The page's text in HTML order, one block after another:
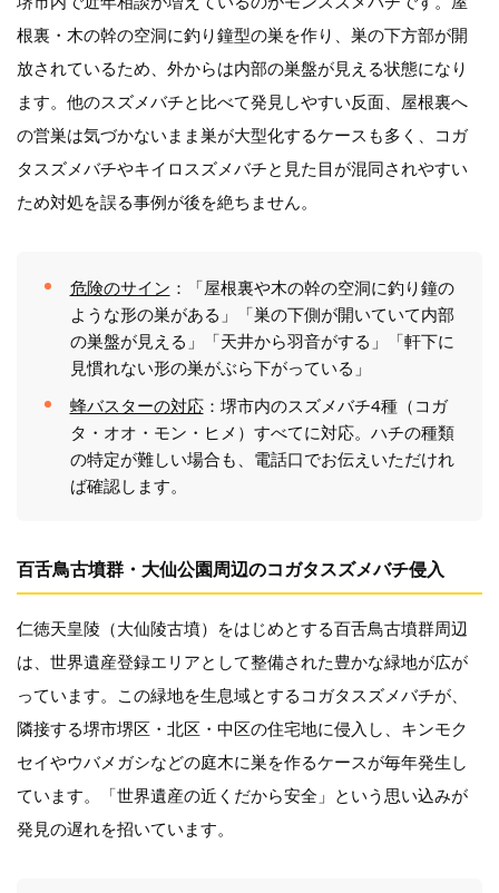
根裏・木の幹の空洞に釣り鐘型の巣を作り、巣の下方部が開
放されているため、外からは内部の巣盤が見える状態になり
ます。他のスズメバチと比べて発見しやすい反面、屋根裏へ
の営巣は気づかないまま巣が大型化するケースも多く、コガ
タスズメバチやキイロスズメバチと見た目が混同されやすい
ため対処を誤る事例が後を絶ちません。
危険のサイン ：「屋根裏や木の幹の空洞に釣り鐘の
ような形の巣がある」「巣の下側が開いていて内部
の巣盤が見える」「天井から羽音がする」「軒下に
見慣れない形の巣がぶら下がっている」
蜂バスターの対応：堺市内のスズメバチ4種（コガ
タ・オオ・モン・ヒメ）すべてに対応。ハチの種類
の特定が難しい場合も、電話口でお伝えいただけれ
ば確認します。
百舌鳥古墳群・大仙公園周辺のコガタスズメバチ侵入
仁徳天皇陵（大仙陵古墳）をはじめとする百舌鳥古墳群周辺
は、世界遺産登録エリアとして整備された豊かな緑地が広が
っています。この緑地を生息域とするコガタスズメバチが、
隣接する堺市堺区・北区・中区の住宅地に侵入し、キンモク
セイやウバメガシなどの庭木に巣を作るケースが毎年発生し
ています。「世界遺産の近くだから安全」という思い込みが
発見の遅れを招いています。